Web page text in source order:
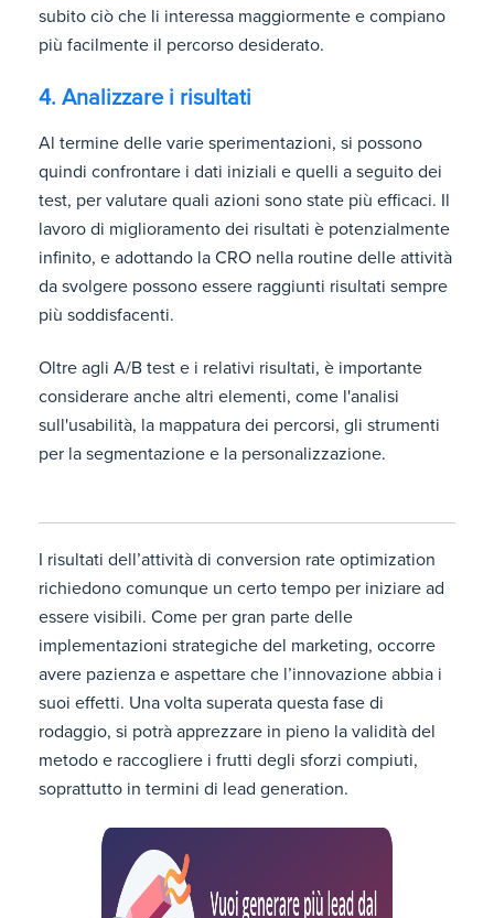
subito ciò che li interessa maggiormente e compiano
più facilmente il percorso desiderato.
4. Analizzare i risultati
Al termine delle varie sperimentazioni, si possono
quindi confrontare i dati iniziali e quelli a seguito dei
test, per valutare quali azioni sono state più efficaci. Il
lavoro di miglioramento dei risultati è potenzialmente
infinito, e adottando la CRO nella routine delle attività
da svolgere possono essere raggiunti risultati sempre
più soddisfacenti.
Oltre agli A/B test e i relativi risultati, è importante
considerare anche altri elementi, come l'analisi
sull'usabilità, la mappatura dei percorsi, gli strumenti
per la segmentazione e la personalizzazione.
I risultati dell’attività di conversion rate optimization
richiedono comunque un certo tempo per iniziare ad
essere visibili. Come per gran parte delle
implementazioni strategiche del marketing, occorre
avere pazienza e aspettare che l’innovazione abbia i
suoi effetti. Una volta superata questa fase di
rodaggio, si potrà apprezzare in pieno la validità del
metodo e raccogliere i frutti degli sforzi compiuti,
soprattutto in termini di lead generation.